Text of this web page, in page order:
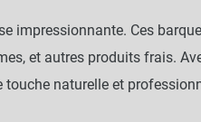
impressionnante. Ces
et autres produits frais.
naturelle et